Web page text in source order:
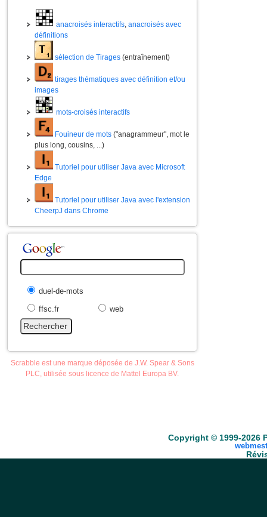
anacroisés interactifs, anacroisés avec
définitions
sélection de Tirages (entraînement)
tirages thématiques avec définition et/ou
images
mots-croisés interactifs
Fouineur de mots ("anagrammeur", mot le
plus long, cousins, ...)
Tutoriel pour utiliser Java avec Microsoft
Edge
Tutoriel pour utiliser Java avec l'extension
CheerpJ dans Chrome
duel-de-mots
ffsc.fr
web
Scrabble est une marque déposée de J.W. Spear & Sons
PLC, utilisée sous licence de Mattel Europa BV.
Copyright © 1999-2026